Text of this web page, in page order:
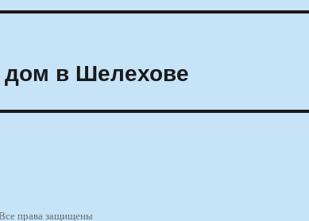
дом в Шелехове
права защищены